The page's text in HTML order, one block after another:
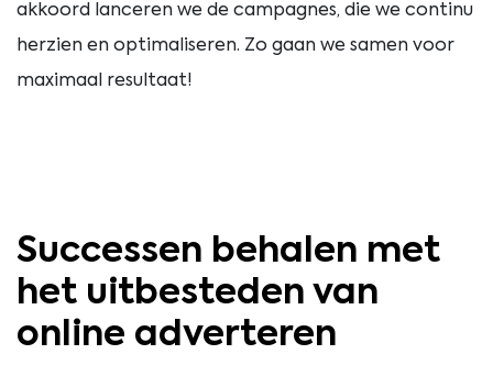
akkoord lanceren we de campagnes, die we continu
herzien en optimaliseren. Zo gaan we samen voor
maximaal resultaat!
Successen behalen met
het uitbesteden van
online adverteren